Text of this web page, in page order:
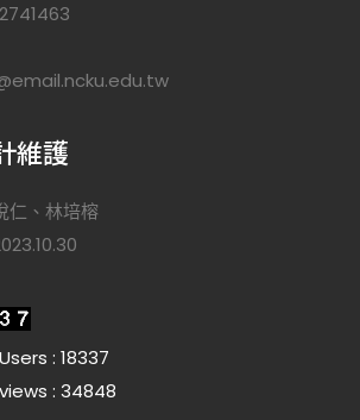
維護
仁、林培榕
: 18337
: 34848